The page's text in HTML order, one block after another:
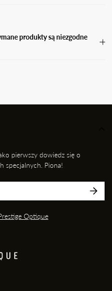
produkty są niezgodne
wymiany na prawidłowy
pierwszy dowiedz się o
specjalnych. Piona!
Optique